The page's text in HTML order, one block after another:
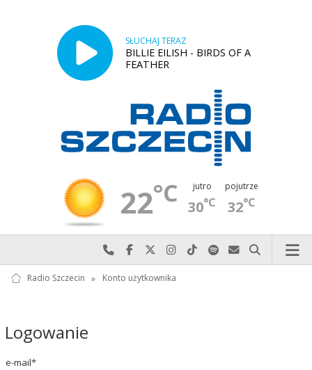
SŁUCHAJ TERAZ
BILLIE EILISH - BIRDS OF A
FEATHER
22°C jutro
30°C
pojutrze
32°C
Najlepiej po prostu do nas zadzwoń
Odwiedź nas na Facebook-u
Odwiedź nas na X
Odwiedź nas na Instagram-ie
Odwiedź nas na TikTok-u
Szukaj nas na Spotify
Wyślij do nas
Szukaj
Radio Szczecin » Konto użytkownika
Logowanie
e-mail*